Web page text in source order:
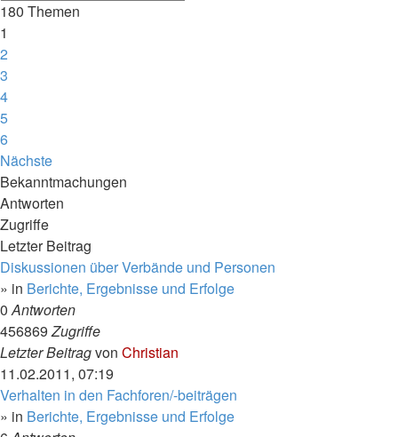
180 Themen
1
2
3
4
5
6
Nächste
Bekanntmachungen
Antworten
Zugriffe
Letzter Beitrag
Diskussionen über Verbände und Personen
» in Berichte, Ergebnisse und Erfolge
0Antworten
456869Zugriffe
Letzter Beitragvon Christian
11.02.2011, 07:19
Verhalten in den Fachforen/-beiträgen
» in Berichte, Ergebnisse und Erfolge